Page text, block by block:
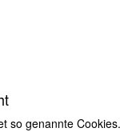
so genannte